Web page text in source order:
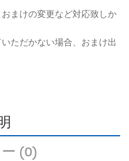
まけの変更など対応致しか
ただかない場合、おまけ出
(0)